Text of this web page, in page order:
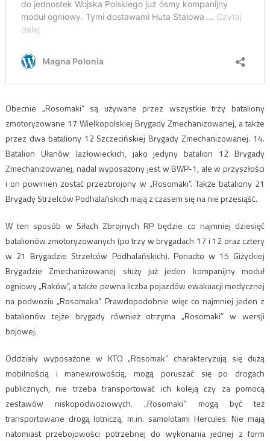
Obecnie „Rosomaki” są używane przez wszystkie trzy bataliony
zmotoryzowane 17 Wielkopolskiej Brygady Zmechanizowanej, a także
przez dwa bataliony 12 Szczecińskiej Brygady Zmechanizowanej. 14.
Batalion Ułanów Jazłowieckich, jako jedyny batalion 12 Brygady
Zmechanizowanej, nadal wyposażony jest w BWP-1, ale w przyszłości
i on powinien zostać przezbrojony w „Rosomaki”. Także bataliony 21
Brygady Strzelców Podhalańskich mają z czasem się na nie przesiąść.
W ten sposób w Siłach Zbrojnych RP będzie co najmniej dziesięć
batalionów zmotoryzowanych (po trzy w brygadach 17 i 12 oraz cztery
w 21 Brygadzie Strzelców Podhalańskich). Ponadto w 15 Giżyckiej
Brygadzie Zmechanizowanej służy już jeden kompanijny moduł
ogniowy „Raków”, a także pewna liczba pojazdów ewakuacji medycznej
na podwoziu „Rosomaka”. Prawdopodobnie więc co najmniej jeden z
batalionów tejże brygady również otrzyma „Rosomaki” w wersji
bojowej.
Oddziały wyposażone w KTO „Rosomak” charakteryzują się dużą
mobilnością i manewrowością, mogą poruszać się po drogach
publicznych, nie trzeba transportować ich koleją czy za pomocą
zestawów niskopodwoziowych. „Rosomaki” mogą być też
transportowane drogą lotniczą, m.in. samolotami Hercules. Nie mają
natomiast przebojowości potrzebnej do wykonania jednej z form